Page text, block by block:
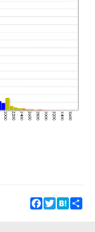
Facebook
TwitterHatena